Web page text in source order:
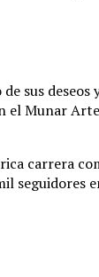
sus
el Munar
carrera
seguidores